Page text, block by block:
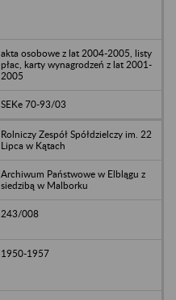
akta osobowe z lat 2004-2005, listy
płac, karty wynagrodzeń z lat 2001-
2005
SEKe 70-93/03
Rolniczy Zespół Spółdzielczy im. 22
Lipca w Kątach
Archiwum Państwowe w Elblągu z
siedzibą w Malborku
243/008
1950-1957